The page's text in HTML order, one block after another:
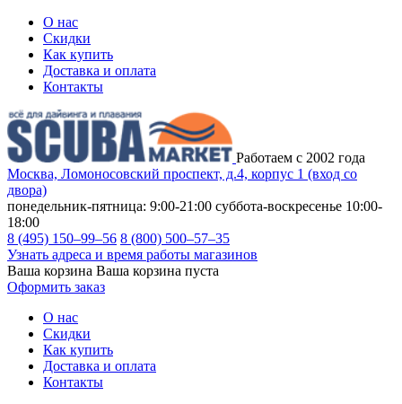
О нас
Скидки
Как купить
Доставка и оплата
Контакты
Работаем с 2002 года
Москва, Ломоносовский проспект, д.4, корпус 1 (вход со
двора)
понедельник-пятница: 9:00-21:00 суббота-воскресенье 10:00-
18:00
8 (495) 150–99–56 8 (800) 500–57–35
Узнать адреса и время работы магазинов
Ваша корзина Ваша корзина пуста
Оформить заказ
О нас
Скидки
Как купить
Доставка и оплата
Контакты